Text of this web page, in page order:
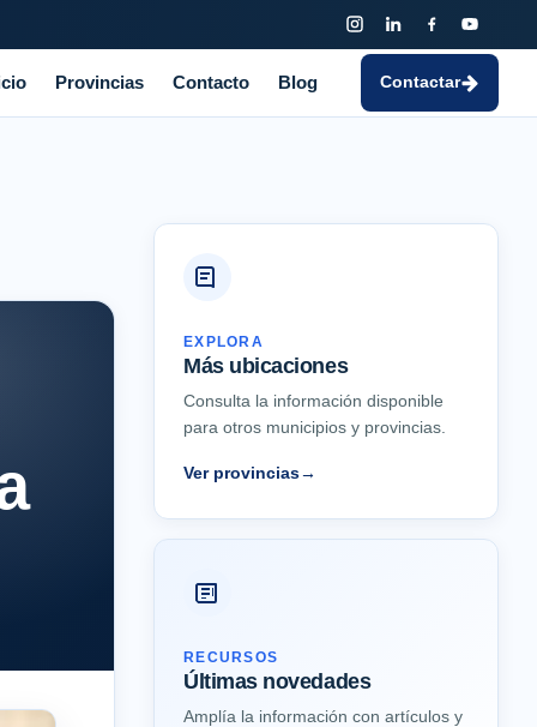
Provincias Contacto Blog Contactar
EXPLORA
Más ubicaciones
Consulta la información disponible
para otros municipios y provincias.
Ver provincias→
RECURSOS
Últimas novedades
Amplía la información con artículos y